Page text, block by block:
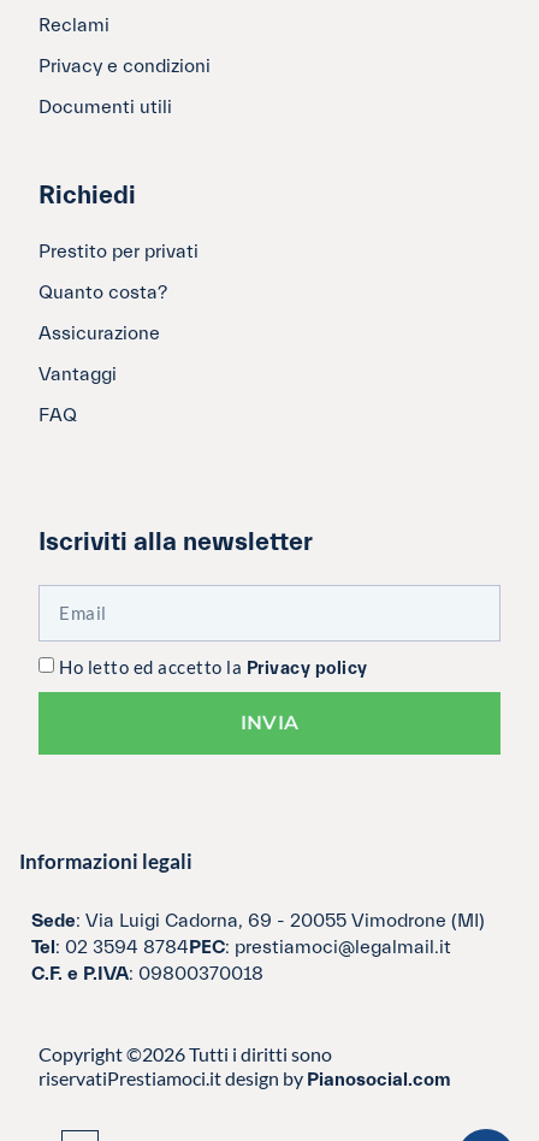
Reclami
Privacy e condizioni
Documenti utili
Richiedi
Prestito per privati
Quanto costa?
Assicurazione
Vantaggi
FAQ
Iscriviti alla newsletter
Ho letto ed accetto la Privacy policy
INVIA
Informazioni legali
Sede: Via Luigi Cadorna, 69 - 20055 Vimodrone (MI)
Tel : 02 3594 8784 PEC: prestiamoci@legalmail.it
C.F. e P.IVA: 09800370018
Copyright ©2026 Tutti i diritti sono
riservatiPrestiamoci.it design by Pianosocial.com